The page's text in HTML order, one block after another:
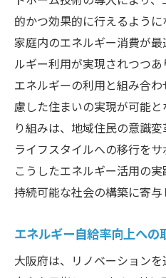
的かつ効果的に行えるように
家庭内のエネルギー消費が
ルギー利用が実現されつつ
エネルギーの利用と組み合
慮した住まいの実現が可能
り組みは、地域住民の意識
ライフスタイルへの移行をサ
こうしたエネルギー活用の
持続可能な社会の構築に寄与
エネルギー自給率向上への
大阪府は、リノベーション